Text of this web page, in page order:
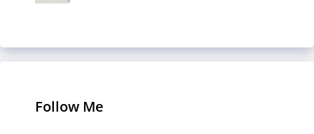
Follow Me